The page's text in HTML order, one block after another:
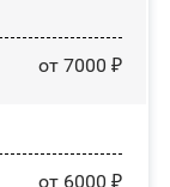
от 7000 ₽
от 6000 ₽